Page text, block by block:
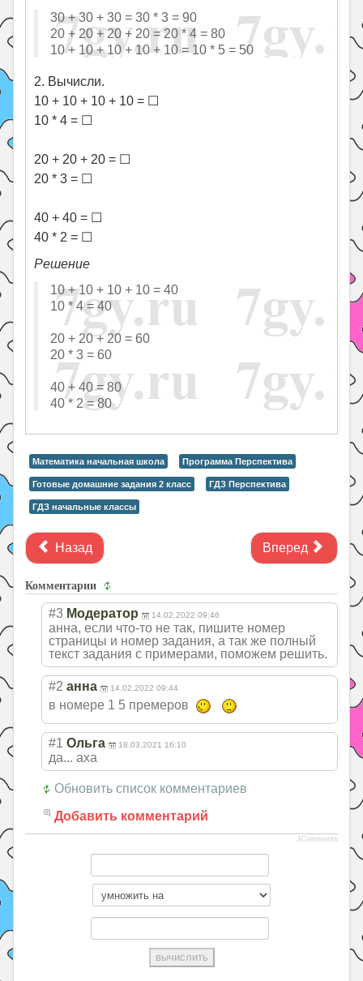
30 + 30 + 30 = 30 * 3 = 90
20 + 20 + 20 + 20 = 20 * 4 = 80
10 + 10 + 10 + 10 + 10 = 10 * 5 = 50
2. Вычисли.
10 + 10 + 10 + 10 = ☐
10 * 4 = ☐
20 + 20 + 20 = ☐
20 * 3 = ☐
40 + 40 = ☐
40 * 2 = ☐
Решение
10 + 10 + 10 + 10 = 40
10 * 4 = 40
20 + 20 + 20 = 60
20 * 3 = 60
40 + 40 = 80
40 * 2 = 80
Математика начальная школа Программа Перспектива
Готовые домашние задания 2 класс ГДЗ Перспектива
ГДЗ начальные классы
Назад Вперед
Комментарии
#3 Модератор 14.02.2022 09:46
анна, если что-то не так, пишите номер
страницы и номер задания, а так же полный
текст задания с примерами, поможем решить.
#2 анна 14.02.2022 09:44
в номере 1 5 премеров
#1 Ольга 18.03.2021 16:10
да... аха
Обновить список комментариев
Добавить комментарий
JComments